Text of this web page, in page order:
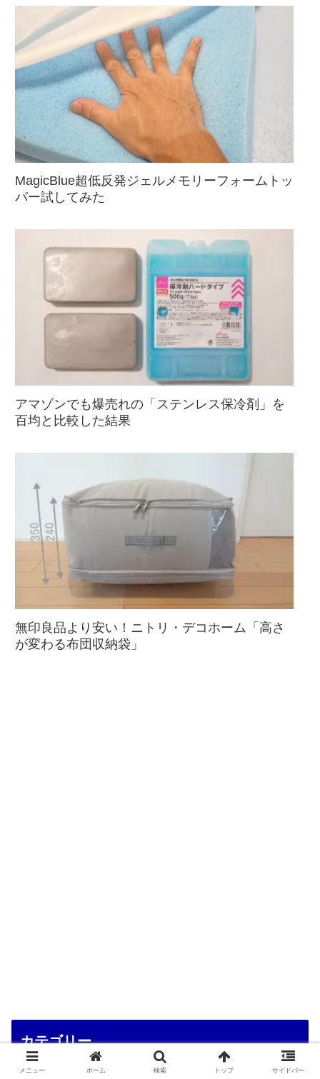
MagicBlue超低反発ジェルメモリーフォームトッ
パー試してみた
アマゾンでも爆売れの「ステンレス保冷剤」を
百均と比較した結果
無印良品より安い！ニトリ・デコホーム「高さ
が変わる布団収納袋」
カテゴリー
メニュー ホーム 検索 トップ サイドバー